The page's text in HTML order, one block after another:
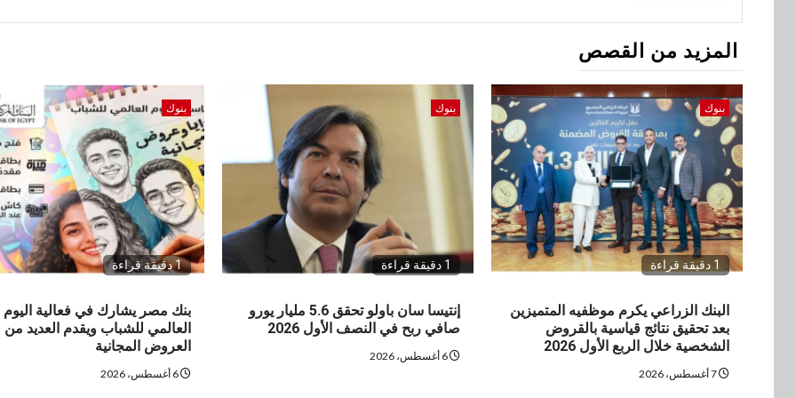
المزيد من القصص
بنوك
1 دقيقة قراءة
البنك الزراعي يكرم موظفيه المتميزين
بعد تحقيق نتائج قياسية بالقروض
الشخصية خلال الربع الأول 2026
بنوك
1 دقيقة قراءة
إنتيسا سان باولو تحقق 5.6 مليار يورو
صافي ربح في النصف الأول 2026
6 أغسطس، 2026
بنوك
1 دقيقة قراءة
بنك مصر يشارك في فعالية اليوم
العالمي للشباب ويقدم العديد من
العروض المجانية
6 أغسطس، 2026